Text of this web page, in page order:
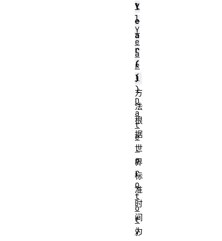
Y
e
a
r
(
)
方
法
根
据
世
界
标
准
时
间
为
l
l
Y
e
a
r
(
)
D
a
t
e
.
p
r
o
t
o
t
y